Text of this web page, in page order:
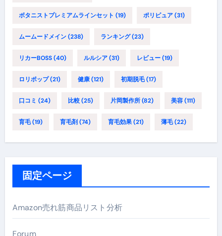
ボタニストプレミアムラインセット (19) ポリピュア(31)
ムームードメイン(238) ランキング(23)
リカーBOSS(40) ルルシア(31) レビュー(19)
ロリポップ(21) 健康(121) 初期脱毛(17)
口コミ (24) 比較(25) 片岡製作所(82) 美容(111)
育毛(19) 育毛剤 (74) 育毛効果(21) 薄毛(22)
固定ページ
Amazon売れ筋商品リスト分析
Forum